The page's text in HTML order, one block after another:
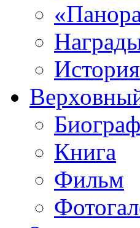
Книга
Фильм